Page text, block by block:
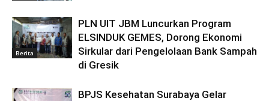
Berita
PLN UIT JBM Luncurkan Program
ELSINDUK GEMES, Dorong Ekonomi
Sirkular dari Pengelolaan Bank Sampah
di Gresik
BPJS Kesehatan Surabaya Gelar